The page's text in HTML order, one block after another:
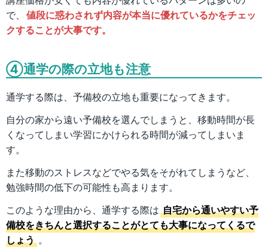
で、 値段に惑わされず内容が本当に優れているかをチェッ
クすることが大事です。
④通学の際の立地も注意
通学する際は、予備校の立地も重要になってきます。
自分の家から遠い予備校を選んでしまうと、移動時間が長
くなってしまい学習にかけられる時間が減ってしまいま
す。
また移動のストレスなどでやる気をそがれてしまうなど、
勉強時間の低下の可能性も高まります。
このような理由から、通学する際は 自宅から通いやすい予
備校をきちんと選択することがとても大事になってくるで
しょう 。